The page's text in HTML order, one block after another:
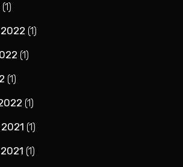
(1)
(1)
(1)
(1)
(1)
(1)
(1)